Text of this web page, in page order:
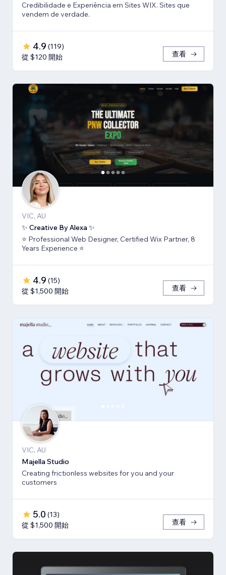
Credibilidade e Experiência em Sites WIX. Sites que
vendem de verdade.
4.9 (119)
從 $120 開始
查看
VIC, AU
✨ Creative By Alexa ✨
⭐ Professional Web Designer, Certified Wix Partner, 8
Years Experience ⭐
4.9 (15)
從 $1,500 開始
查看
VIC, AU
Majella Studio
Creating frictionless websites for you and your
customers
5.0 (13)
從 $1,500 開始
查看